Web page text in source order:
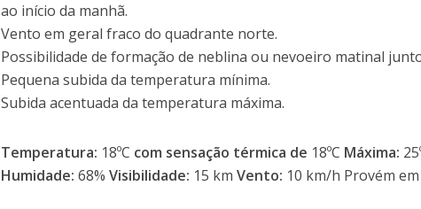
ao início da manhã.
Vento em geral fraco do quadrante norte.
Possibilidade de formação de neblina ou nevoeiro matinal
Pequena subida da temperatura mínima.
Subida acentuada da temperatura máxima.
Temperatura: 18ºC com sensação térmica de 18ºC Máxima:
Humidade:68%Visibilidade: 15 kmVento: 10 km/h Provém em